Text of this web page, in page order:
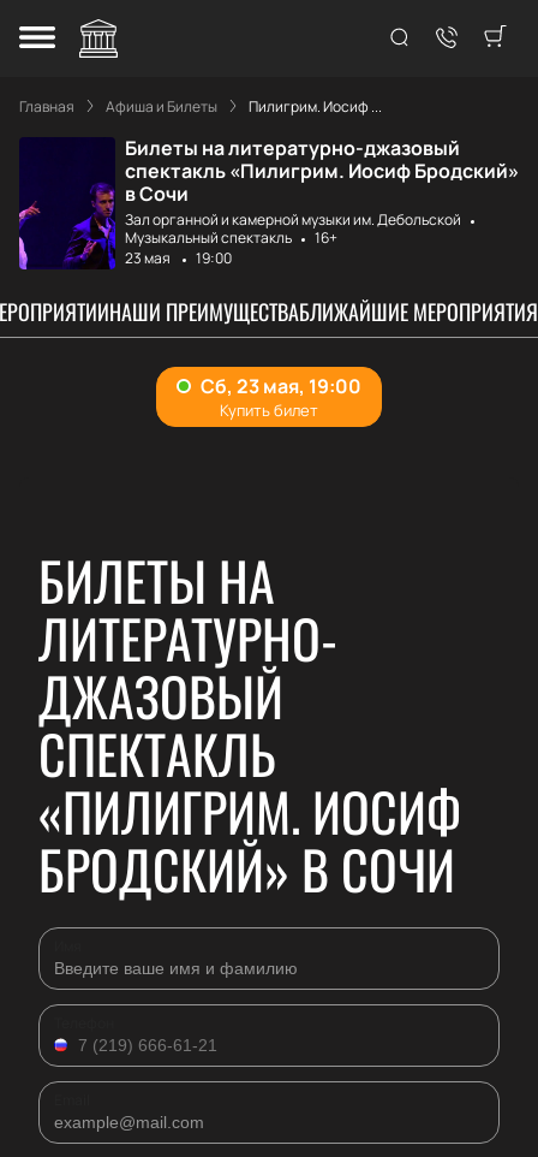
Главная Афиша и Билеты Пилигрим. Иосиф ...
Билеты на литературно-джазовый
спектакль «Пилигрим. Иосиф Бродский»
в Сочи
Зал органной и камерной музыки им. Дебольской
Музыкальный спектакль
16+
23 мая
19:00
НАШИ ПРЕИМУЩЕСТВАБЛИЖАЙШИЕ МЕРОПРИЯТИЯ
БИЛЕТЫ НА
ЛИТЕРАТУРНО-
ДЖАЗОВЫЙ
СПЕКТАКЛЬ
«ПИЛИГРИМ. ИОСИФ
БРОДСКИЙ» В СОЧИ